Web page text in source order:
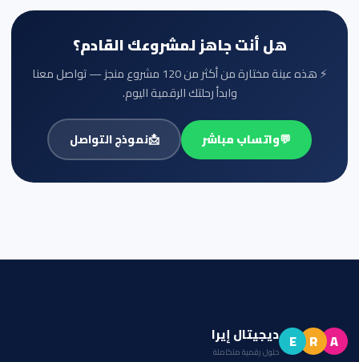
هل أنت جاهز لمشروعك القادم؟
⚡ هذه عينة مختارة من أكثر من 120 مشروع منجز — تواصل معنا
وابدأ رحلتك الرقمية اليوم.
💬واتساب مباشر 📩نموذج التواصل
E R A ديجيتال إيرا
حلول رقمية متكاملة